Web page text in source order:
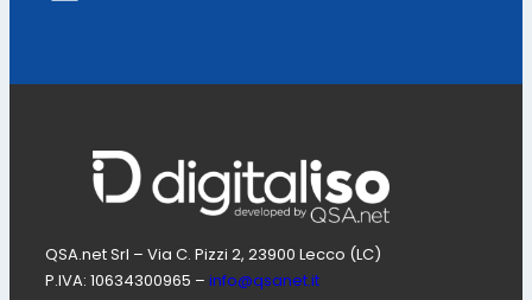
QSA.net Srl – Via C. Pizzi 2, 23900 Lecco (LC)
P.IVA: 10634300965 – info@qsanet.it